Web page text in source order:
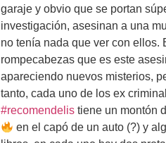
garaje y obvio que se portan
investigación, asesinan a una
no tenía nada que ver con ellos.
rompecabezas que es este
apareciendo nuevos misterios,
tanto, cada uno de los ex
#recomendelis tiene un montón
en el capó de un auto (?) y